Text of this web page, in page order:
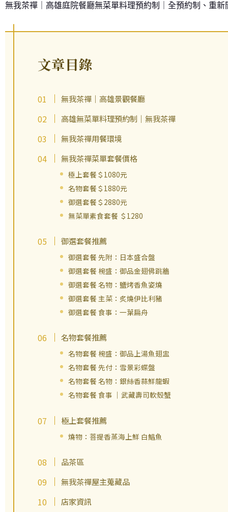
無我茶禪｜高雄庭院餐廳無菜單料理預約制｜全預約制、重新
文章目錄
無我茶禪｜高雄景觀餐廳
高雄無菜單料理預約制｜無我茶禪
無我茶禪用餐環境
無我茶禪菜單套餐價格
極上套餐＄1080元
名物套餐＄1880元
御選套餐＄2880元
無菜單素食套餐 ＄1280
御選套餐推薦
御選套餐 先附：日本盛合盤
御選套餐 椀盛：御品金翅佛跳牆
御選套餐 名物：鹽烤香魚姿燒
御選套餐 主菜：炙燒伊比利豬
御選套餐 食事：一葉扁舟
名物套餐推薦
名物套餐 椀盛：御品上湯魚翅盅
名物套餐 先付：雪景彩蝶盤
名物套餐 名物：銀絲香蒜鮮龍蝦
名物套餐 食事 ｜武藏壽司軟殼蟹
極上套餐推薦
燒物：菩提香蒸海上鮮 白鯧魚
品茶區
無我茶禪屋主蒐藏品
店家資訊